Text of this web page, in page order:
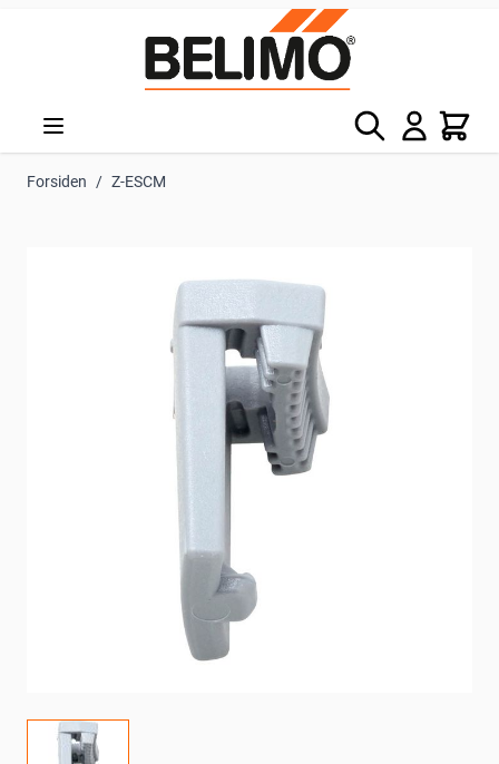
Søg Kurv
Forsiden / Z-ESCM